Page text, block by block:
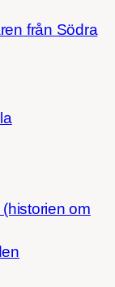
från Södra
om